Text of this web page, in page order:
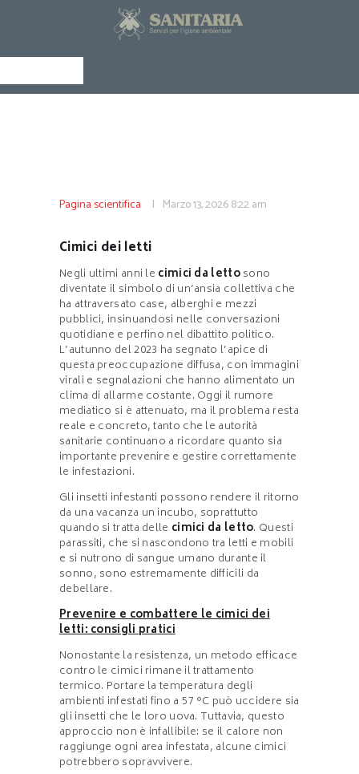
CHI SIAMO
SERVIZI
CURIOSITÀ
EXLEGE
CONTATTI
Pagina scientifica Marzo 13, 20268:22 am
Cimici dei letti
Negli ultimi anni le cimici da lettosono
diventate il simbolo di un’ansia collettiva che
ha attraversato case, alberghi e mezzi
pubblici, insinuandosi nelle conversazioni
quotidiane e perfino nel dibattito politico.
L’autunno del 2023 ha segnato l’apice di
questa preoccupazione diffusa, con immagini
virali e segnalazioni che hanno alimentato un
clima di allarme costante. Oggi il rumore
mediatico si è attenuato, ma il problema resta
reale e concreto, tanto che le autorità
sanitarie continuano a ricordare quanto sia
importante prevenire e gestire correttamente
le infestazioni.
Gli insetti infestanti possono rendere il ritorno
da una vacanza un incubo, soprattutto
quando si tratta delle cimici da letto. Questi
parassiti, che si nascondono tra letti e mobili
e si nutrono di sangue umano durante il
sonno, sono estremamente difficili da
debellare.
Prevenire e combattere le cimici dei
letti: consigli pratici
Nonostante la resistenza, un metodo efficace
contro le cimici rimane il trattamento
termico. Portare la temperatura degli
ambienti infestati fino a 57 °C può uccidere sia
gli insetti che le loro uova. Tuttavia, questo
approccio non è infallibile: se il calore non
raggiunge ogni area infestata, alcune cimici
potrebbero sopravvivere.